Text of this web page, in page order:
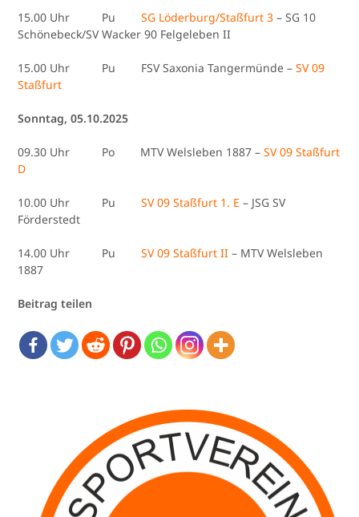
15.00 Uhr PuSG Löderburg/Staßfurt 3 – SG 10
Schönebeck/SV Wacker 90 Felgeleben II
15.00 Uhr Pu FSV Saxonia Tangermünde –SV 09
Staßfurt
Sonntag, 05.10.2025
09.30 Uhr Po MTV Welsleben 1887 –SV 09 Staßfurt
D
10.00 Uhr PuSV 09 Staßfurt 1. E– JSG SV
Förderstedt
14.00 Uhr PuSV 09 Staßfurt II– MTV Welsleben
1887
Beitrag teilen